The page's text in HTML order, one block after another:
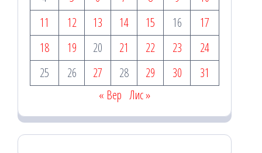
11
12 13 14 15 16
17
18
19 20 21 22 23
24
25
26 27 28 29 30
31
« Вер Лис »